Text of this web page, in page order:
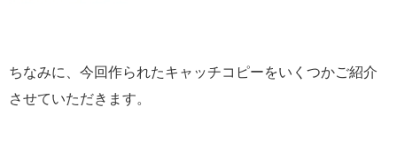
ちなみに、今回作られたキャッチコピーをいくつかご紹介
させていただきます。